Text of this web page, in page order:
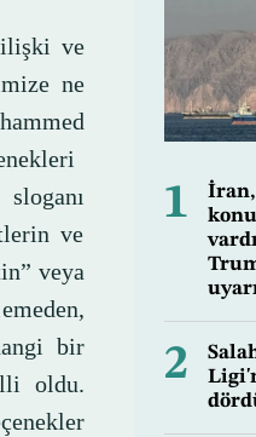
ve
ne
ve
veya
bir
oldu.
1
2